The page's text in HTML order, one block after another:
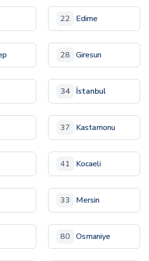
22 Edirne
28 Giresun
34 İstanbul
37 Kastamonu
41 Kocaeli
33 Mersin
80 Osmaniye